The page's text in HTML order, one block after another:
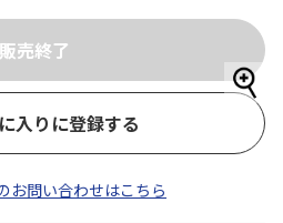
入りに登録する
お問い合わせはこちら